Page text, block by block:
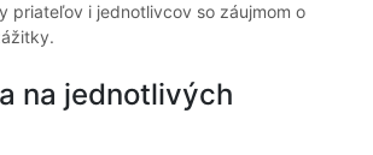
priateľov i jednotlivcov so záujmom o
na jednotlivých